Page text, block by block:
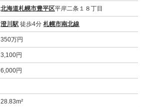
北海道札幌市豊平区平岸二条１８丁目
澄川駅 徒歩4分札幌市南北線
350万円
3,100円
6,000円
28.83m²